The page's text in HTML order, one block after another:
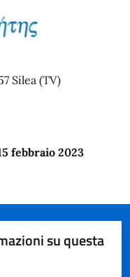
Silea (TV)
febbraio 2023
su questa